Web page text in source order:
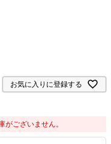
お気に入りに登録する
がございません。